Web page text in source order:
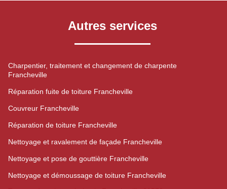
Autres services
Charpentier, traitement et changement de charpente
Francheville
Réparation fuite de toiture Francheville
Couvreur Francheville
Réparation de toiture Francheville
Nettoyage et ravalement de façade Francheville
Nettoyage et pose de gouttière Francheville
Nettoyage et démoussage de toiture Francheville